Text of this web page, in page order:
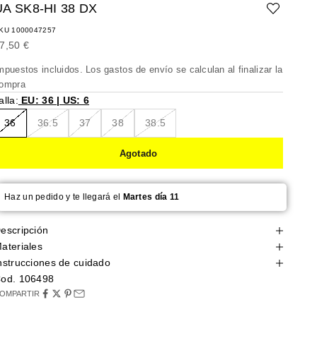
SK8-HI 38 DX
1000047257
de oferta
€
incluidos. Losgastos de envío se calculan al finalizar la
EU: 36 | US: 6
36 36.5 37 38 38.5
Agotado
Haz un pedido y te llegará el Martes día 11
de cuidado
106498